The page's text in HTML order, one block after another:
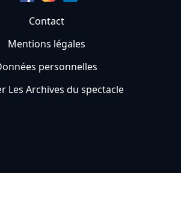
Contact
Mentions légales
personnelles
Les Archives du spectacle